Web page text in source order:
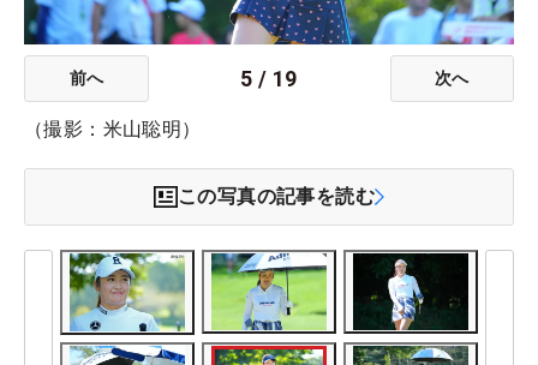
前へ 5 / 19 次へ
（撮影：米山聡明）
この写真の記事を読む